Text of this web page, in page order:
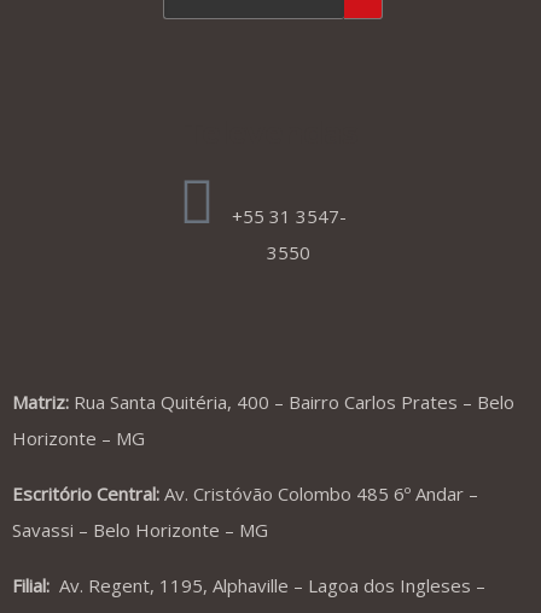
+55 31 3547-
3550
Matriz: Rua Santa Quitéria, 400 – Bairro Carlos Prates – Belo
Horizonte – MG
Escritório Central: Av. Cristóvão Colombo 485 6º Andar –
Savassi – Belo Horizonte – MG
Filial: Av. Regent, 1195, Alphaville – Lagoa dos Ingleses –